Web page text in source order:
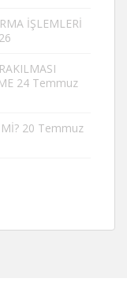
İŞLEMLERİ
24 Temmuz
20 Temmuz